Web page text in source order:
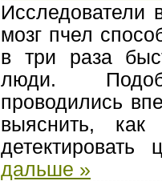
Исследователи
мозг пчел
в три раза
люди.
проводились
выяснить,
дальше »